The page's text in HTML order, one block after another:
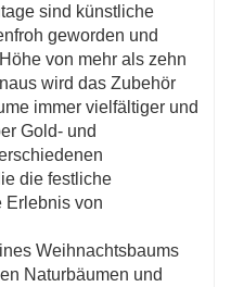
sind künstliche
geworden und
von mehr als zehn
wird das Zubehör
immer vielfältiger und
Gold- und
die festliche
Erlebnis von
Weihnachtsbaums
Naturbäumen und